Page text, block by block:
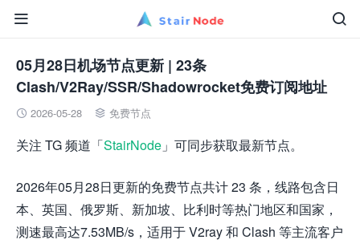


05月28日机场节点更新 | 23条
Clash/V2Ray/SSR/Shadowrocket免费订阅地址
 2026-05-28  免费节点
关注 TG 频道「StairNode 」可同步获取最新节点。
2026年05月28日更新的免费节点共计 23 条，线路包含日
本、英国、俄罗斯、新加坡、比利时等热门地区和国家，
测速最高达7.53MB/s，适用于 V2ray 和 Clash 等主流客户